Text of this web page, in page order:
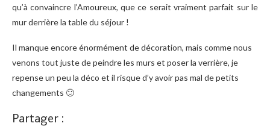
qu’à convaincre l’Amoureux, que ce serait vraiment parfait sur le
mur derrière la table du séjour !
Il manque encore énormément de décoration, mais comme nous
venons tout juste de peindre les murs et poser la verrière, je
repense un peu la déco et il risque d’y avoir pas mal de petits
changements 🙂
Partager :